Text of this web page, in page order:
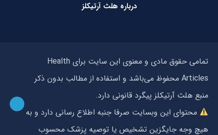
درباره هلث آرتیکلز
تمامی حقوق مادی و معنوی این سایت برای Health
Articles محفوظ می‌باشد و استفاده از مطالب بدون ذکر
منبع هلث آرتیکلز پیگرد قانونی دارد.
محتوای این وبسایت صرفا جنبه اطلاع رسانی دارد و به
هیچ وجه جایگزین تشخیص یا توصیه پزشک محسوب